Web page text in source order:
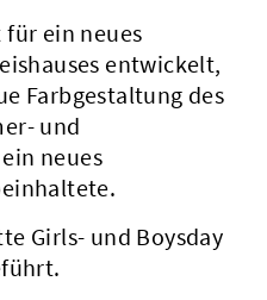
ein neues
entwickelt,
Farbgestaltung des
und
neues
Girls- und Boysday